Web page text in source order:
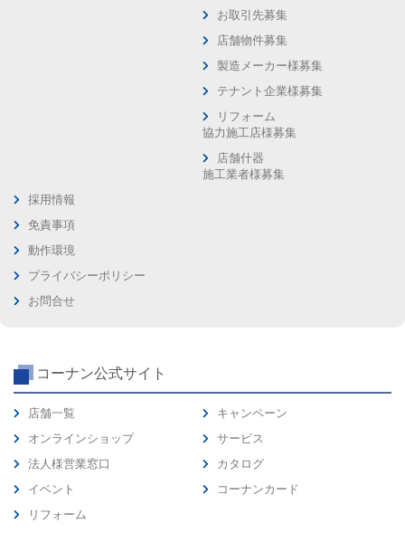
お取引先募集
店舗物件募集
製造メーカー様募集
テナント企業様募集
リフォーム
協力施工店様募集
店舗什器
施工業者様募集
採用情報
免責事項
動作環境
プライバシーポリシー
お問合せ
コーナン公式サイト
店舗一覧
オンラインショップ
法人様営業窓口
イベント
リフォーム
キャンペーン
サービス
カタログ
コーナンカード